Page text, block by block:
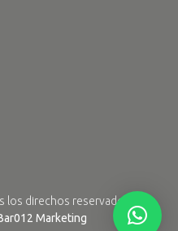
los direchos reservados.
Marketing